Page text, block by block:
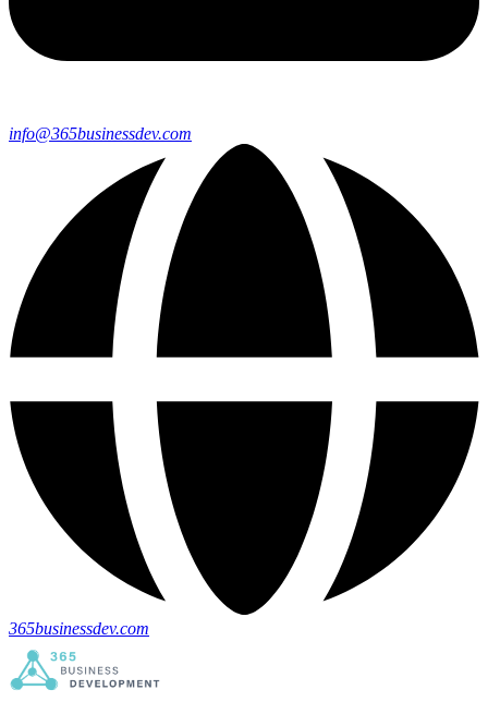
info@365businessdev.com
365businessdev.com